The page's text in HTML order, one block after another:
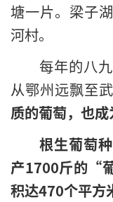
塘一片。梁子
河村。
每年的八
从鄂州远飘至
质的葡萄，也成
根生葡萄
产1700斤的“
积达470个平方